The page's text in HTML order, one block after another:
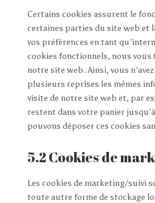
Certains cookies assurent le
certaines parties du site web et
vos préférences en tant
cookies fonctionnels, nous vous
notre site web. Ainsi, vous
plusieurs reprises les mêmes
visite de notre site web et, par
restent dans votre panier
pouvons déposer ces cookies
5.2 Cookies de
Les cookies de marketing/suivi
toute autre forme de stockage